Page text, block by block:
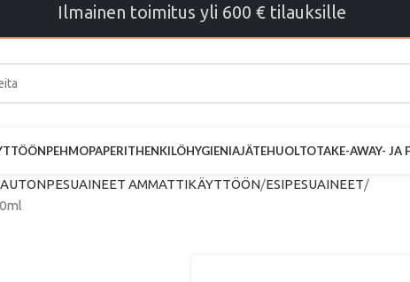
Ilmainen toimitus yli 600 € tilauksille
PEHMOPAPERITHENKILÖHYGIENIAJÄTEHUOLTOTAKE-AWAY- JA
AUTONPESUAINEET AMMATTIKÄYTTÖÖN ESIPESUAINEET